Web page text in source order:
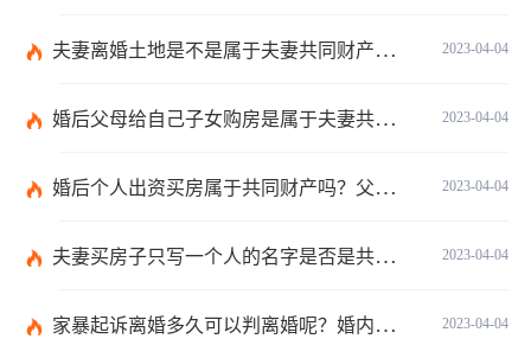
2023-04-04
夫妻离婚土地是不是属于夫妻共同财产？不属于夫妻共同财产的情形有哪些？
2023-04-04
婚后父母给自己子女购房是属于夫妻共同财产吗？婚后父母给自己的钱算共同财产吗？
2023-04-04
婚后个人出资买房属于共同财产吗？父母出钱买房登记子女名字是否所有权？
2023-04-04
夫妻买房子只写一个人的名字是否是共同财产？转移共同财产有哪些防止措施？
2023-04-04
家暴起诉离婚多久可以判离婚呢？婚内家暴起诉离婚会判离吗？